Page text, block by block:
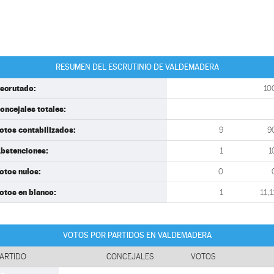
RESUMEN DEL ESCRUTINIO DE VALDEMADERA
totales:
contabilizados: 9
1
nulos: 0
en blanco: 1
VOTOS POR PARTIDOS EN VALDEMADERA
CONCEJALES VOTOS